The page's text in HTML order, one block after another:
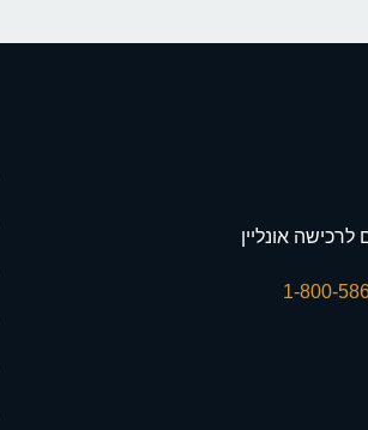
אונליין